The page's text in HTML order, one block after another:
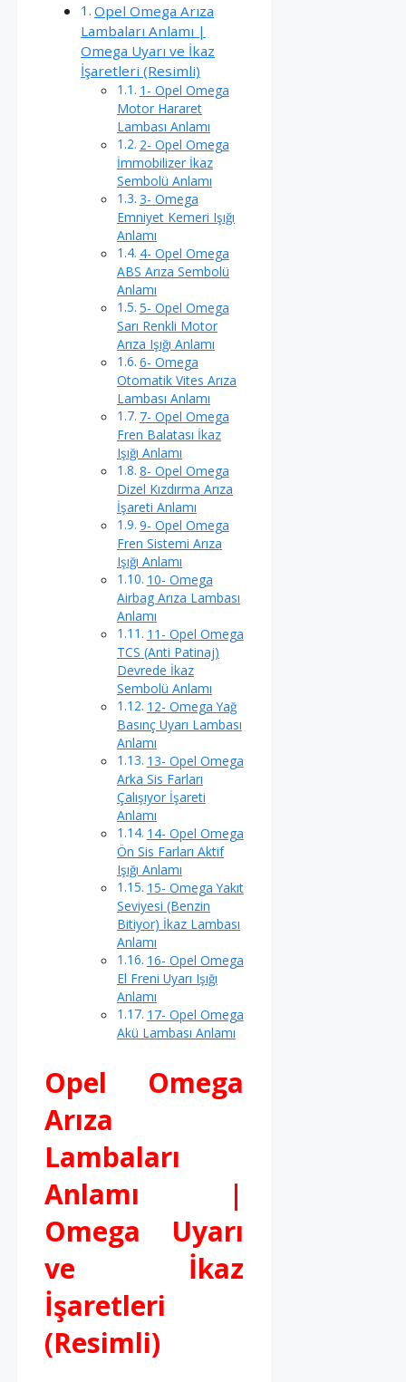
Opel Omega Arıza
Lambaları Anlamı |
Omega Uyarı ve İkaz
İşaretleri (Resimli)
1- Opel Omega
Motor Hararet
Lambası Anlamı
2- Opel Omega
İmmobilizer İkaz
Sembolü Anlamı
3- Omega
Emniyet Kemeri Işığı
Anlamı
4- Opel Omega
ABS Arıza Sembolü
Anlamı
5- Opel Omega
Sarı Renkli Motor
Arıza Işığı Anlamı
6- Omega
Otomatik Vites Arıza
Lambası Anlamı
7- Opel Omega
Fren Balatası İkaz
Işığı Anlamı
8- Opel Omega
Dizel Kızdırma Arıza
İşareti Anlamı
9- Opel Omega
Fren Sistemi Arıza
Işığı Anlamı
10- Omega
Airbag Arıza Lambası
Anlamı
11- Opel Omega
TCS (Anti Patinaj)
Devrede İkaz
Sembolü Anlamı
12- Omega Yağ
Basınç Uyarı Lambası
Anlamı
13- Opel Omega
Arka Sis Farları
Çalışıyor İşareti
Anlamı
14- Opel Omega
Ön Sis Farları Aktif
Işığı Anlamı
15- Omega Yakıt
Seviyesi (Benzin
Bitiyor) İkaz Lambası
Anlamı
16- Opel Omega
El Freni Uyarı Işığı
Anlamı
17- Opel Omega
Akü Lambası Anlamı
Opel Omega
Arıza
Lambaları
Anlamı |
Omega Uyarı
ve İkaz
İşaretleri
(Resimli)